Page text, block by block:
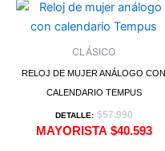
CLÁSICO
RELOJ DE MUJER ANÁLOGO CON
CALENDARIO TEMPUS
DETALLE: $57.990
MAYORISTA $40.593